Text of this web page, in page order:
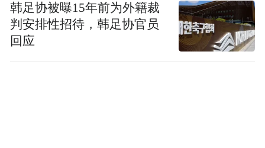
韩足协被曝15年前为外籍裁
判安排性招待，韩足协官员
回应